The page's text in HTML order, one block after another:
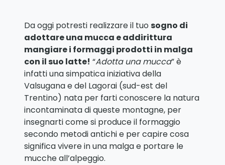
Da oggi potresti realizzare il tuo sogno di
adottare una mucca e addirittura
mangiare i formaggi prodotti in malga
con il suo latte! “Adotta una mucca” è
infatti una simpatica iniziativa della
Valsugana e del Lagorai (sud-est del
Trentino) nata per farti conoscere la natura
incontaminata di queste montagne, per
insegnarti come si produce il formaggio
secondo metodi antichi e per capire cosa
significa vivere in una malga e portare le
mucche all’alpeggio.